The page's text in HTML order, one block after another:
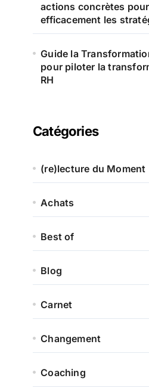
actions concrètes
efficacement les
Guide la
pour piloter la
RH
Catégories
(re)lecture du Moment
Achats
Best of
Blog
Carnet
Changement
Coaching